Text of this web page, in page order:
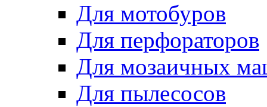
Для мотобуров
Для перфораторов
Для мозаичных
Для пылесосов